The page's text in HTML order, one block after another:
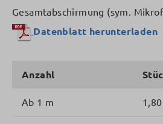
Gesamtabschirmung (sym.
Datenblatt herunterladen
Anzahl
Ab 1 m